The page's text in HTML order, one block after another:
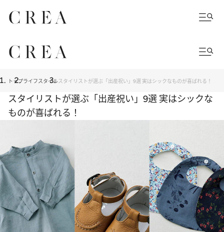
トップライフスタイルスタイリストが選ぶ「出産祝い」9選 実はシックなものが喜ばれる！
スタイリストが選ぶ「出産祝い」9選 実はシックな
ものが喜ばれる！